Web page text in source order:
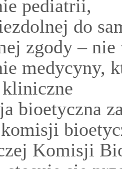
pediatrii,
do
zgody –
medycyny,
bioetyczna
Komisji